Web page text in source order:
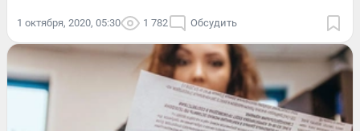
1 октября, 2020, 05:30 1 782 Обсудить